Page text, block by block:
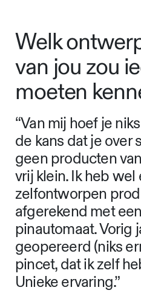
Welk
van jou zou
moeten
“Van mij hoef je
de kans dat je over
geen producten
vrij klein. Ik heb wel
zelfontworpen
afgerekend met
pinautomaat. Vorig
geopereerd (niks
pincet, dat ik zelf
Unieke ervaring.”